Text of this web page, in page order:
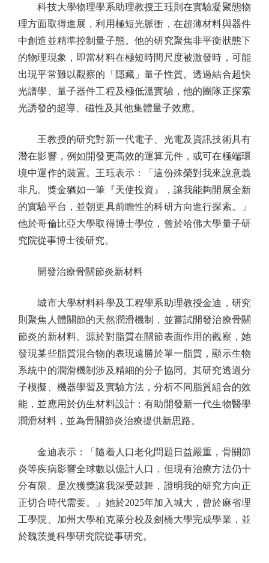
科技大學物理學系助理教授王珏則在實驗凝聚態物
理方面取得進展，利用極短光脈衝，在超薄材料與器件
中創造並精準控制量子態。他的研究聚焦非平衡狀態下
的物理現象，即當材料在極短時間尺度被激發時，可能
出現平常難以觀察的「隱藏」量子性質。透過結合超快
光譜學、量子器件工程及極低溫實驗，他的團隊正探索
光誘發的超導、磁性及其他集體量子效應。
王教授的研究對新一代電子、光電及資訊技術具有
潛在影響，例如開發更高效的運算元件，或可在極端環
境中運作的裝置。王珏表示：「這份殊榮對我來說意義
非凡。獎金猶如一筆『天使投資』，讓我能夠開展全新
的實驗平台，並朝更具前瞻性的科研方向進行探索。」
他於哥倫比亞大學取得博士學位，曾於哈佛大學量子研
究院從事博士後研究。
開發治療骨關節炎新材料
城市大學材料科學及工程學系助理教授金迪，研究
則聚焦人體關節的天然潤滑機制，並嘗試開發治療骨關
節炎的新材料。源於對脂質在關節表面作用的觀察，她
發現某些脂質混合物的表現遠勝於單一脂質，顯示生物
系統中的潤滑機制涉及精細的分子協同。其研究透過分
子模擬、機器學習及實驗方法，分析不同脂質組合的效
能，並應用於仿生材料設計；有助開發新一代生物醫學
潤滑材料，並為骨關節炎治療提供新思路。
金迪表示：「隨着人口老化問題日益嚴重，骨關節
炎等疾病影響全球數以億計人口，但現有治療方法仍十
分有限。是次獲獎讓我深受鼓舞，證明我的研究方向正
正切合時代需要。」她於2025年加入城大，曾於麻省理
工學院、加州大學柏克萊分校及劍橋大學完成學業，並
於魏茨曼科學研究院從事研究。